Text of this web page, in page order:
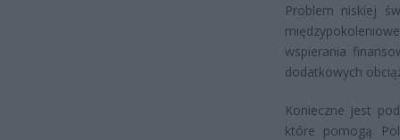
Problem niskiej
wspierania
dodatkowych
Konieczne jest
które pomogą